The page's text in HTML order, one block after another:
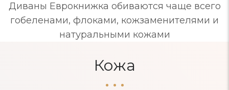
Диваны Еврокнижка обиваются чаще всего
гобеленами, флоками, кожзаменителями и
натуральными кожами
Кожа